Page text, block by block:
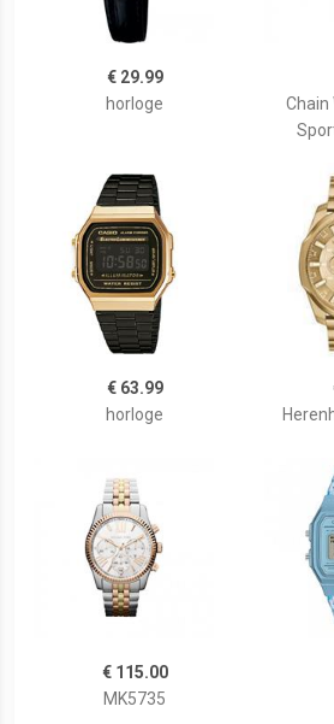
€ 29.99
horloge
Chain
€ 63.99
horloge
€ 115.00
MK5735